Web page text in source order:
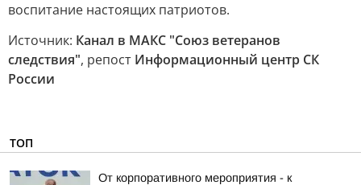
воспитание настоящих патриотов.
Источник: Канал в МАКС "Союз ветеранов
следствия", репост Информационный центр СК
России
ТОП
От корпоративного мероприятия - к